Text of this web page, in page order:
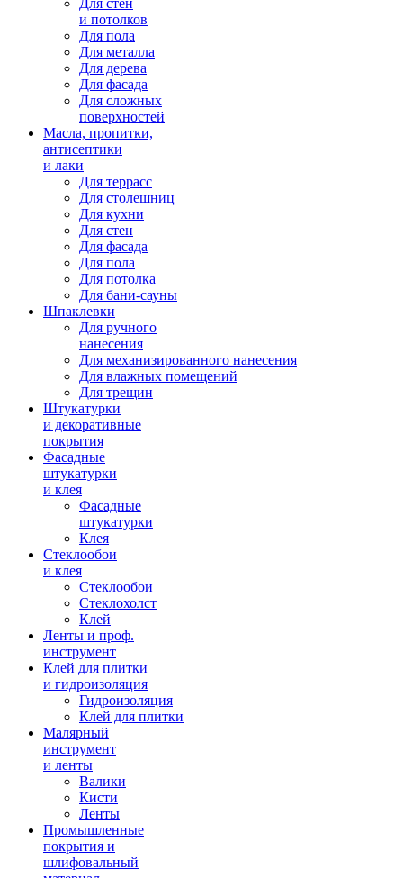
и потолков
Для пола
Для металла
Для дерева
Для фасада
Для сложных
поверхностей
Масла, пропитки,
антисептики
и лаки
Для террасс
Для столешниц
Для кухни
Для стен
Для фасада
Для пола
Для потолка
Для бани-сауны
Шпаклевки
Для ручного
нанесения
Для механизированного нанесения
Для влажных помещений
Для трещин
Штукатурки
и декоративные
покрытия
Фасадные
штукатурки
и клея
Фасадные
штукатурки
Клея
Стеклообои
и клея
Стеклообои
Стеклохолст
Клей
Ленты и проф.
инструмент
Клей для плитки
и гидроизоляция
Гидроизоляция
Клей для плитки
Малярный
инструмент
и ленты
Валики
Кисти
Ленты
Промышленные
покрытия и
шлифовальный